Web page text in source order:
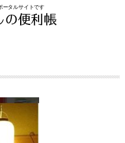
ータルサイトです